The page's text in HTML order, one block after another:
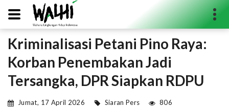
Search...
Kriminalisasi Petani Pino Raya:
Korban Penembakan Jadi
Tersangka, DPR Siapkan RDPU
Jumat, 17 April 2026 Siaran Pers 806